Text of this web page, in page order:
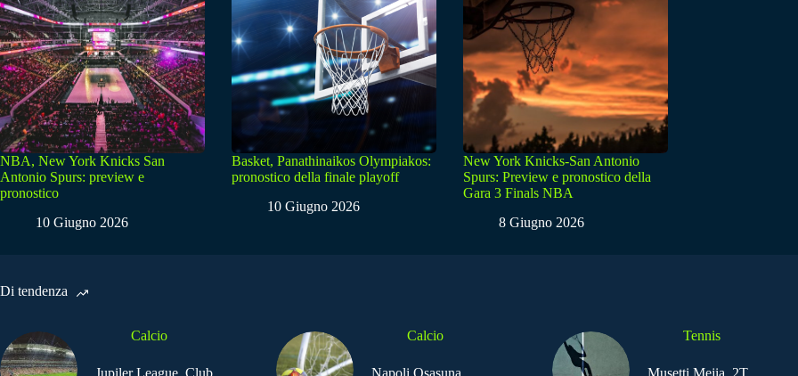
NBA, New York Knicks San
Antonio Spurs: preview e
pronostico
10 Giugno 2026
Basket, Panathinaikos Olympiakos:
pronostico della finale playoff
10 Giugno 2026
New York Knicks-San Antonio
Spurs: Preview e pronostico della
Gara 3 Finals NBA
8 Giugno 2026
Di tendenza
Calcio
Jupiler League, Club
Calcio
Napoli Osasuna,
Tennis
Musetti Mejia, 2T